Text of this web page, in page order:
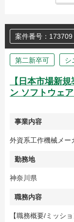
案件番号：173709
第二新卒可 シ
【日本市場新
ン ソフトウェ
事業内容
外資系工作機械メー
勤務地
神奈川県
職務内容
【職務概要/ミッショ